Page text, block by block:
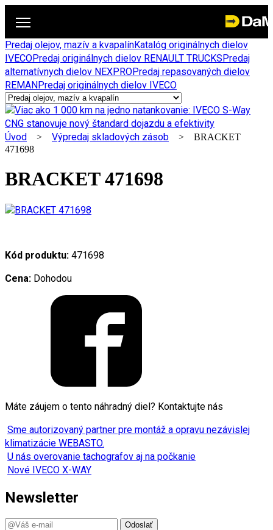
Predaj olejov, mazív a kvapalínKatalóg originálnych dielov
IVECOPredaj originálnych dielov RENAULT TRUCKSPredaj
alternatívnych dielov NEXPROPredaj repasovaných dielov
REMANPredaj originálnych dielov IVECO
Úvod > Výpredaj skladových zásob > BRACKET
471698
BRACKET 471698
Kód produktu: 471698
Cena: Dohodou
Máte záujem o tento náhradný diel? Kontaktujte nás
Sme autorizovaný partner pre montáž a opravu nezávislej
klimatizácie WEBASTO.
U nás overovanie tachografov aj na počkanie
Nové IVECO X-WAY
Newsletter